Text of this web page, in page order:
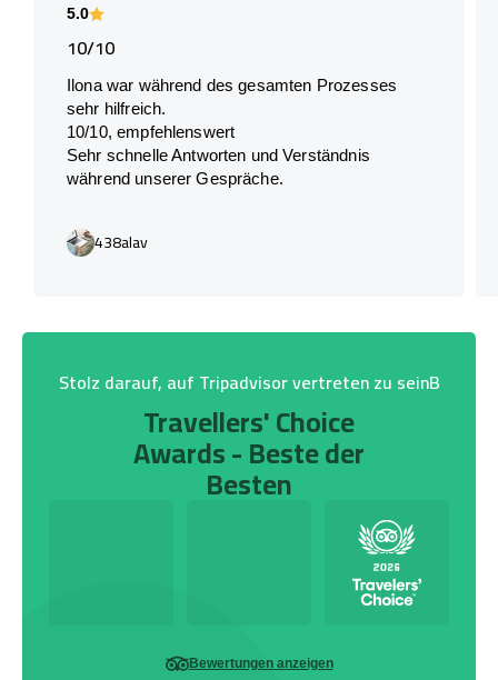
5.0
10/10
Ilona war während des gesamten Prozesses
sehr hilfreich.
10/10, empfehlenswert
Sehr schnelle Antworten und Verständnis
während unserer Gespräche.
438alav
Stolz darauf, auf Tripadvisor vertreten zu seinB
Travellers' Choice
Awards - Beste der
Besten
Bewertungen anzeigen